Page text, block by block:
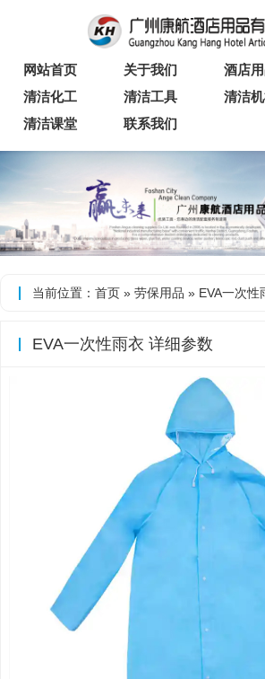
网站首页 关于我们 酒店
清洁化工
清洁工具 清洁
清洁课堂
联系我们
当前位置： 首页 » 劳保用品 » EVA一次性
EVA一次性雨衣 详细参数